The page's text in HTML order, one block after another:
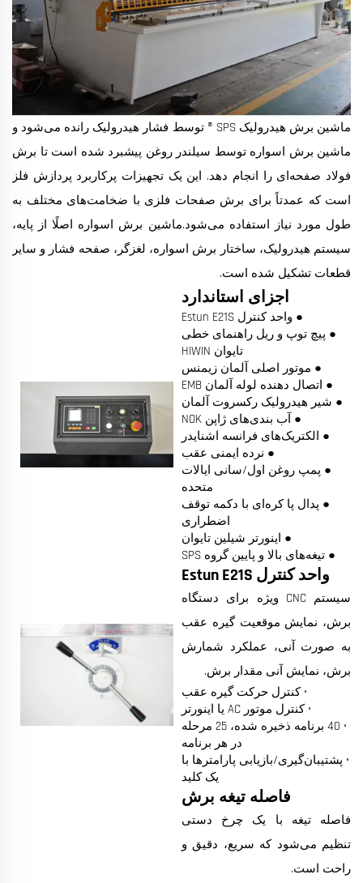
ماشین برش هیدرولیک SPS ® توسط فشار هیدرولیک رانده می‌شود و
ماشین برش اسواره توسط سیلندر روغن پیشبرد شده است تا برش
فولاد صفحه‌ای را انجام دهد. این یک تجهیزات پرکاربرد پردازش فلز
است که عمدتاً برای برش صفحات فلزی با ضخامت‌های مختلف به
طول مورد نیاز استفاده می‌شود.ماشین برش اسواره اصلًا از پایه،
سیستم هیدرولیک، ساختار برش اسواره، لغزگر، صفحه فشار و سایر
قطعات تشکیل شده است.
اجزای استاندارد
● واحد کنترل Estun E21S
● پیچ توپ و ریل راهنمای خطی
تایوان HIWIN
● موتور اصلی آلمان زیمنس
● اتصال دهنده لوله آلمان EMB
● شیر هیدرولیک رکسروت آلمان
● آب بندی‌های ژاپن NOK
● الکتریک‌های فرانسه اشنایدر
● نرده ایمنی عقب
● پمپ روغن اول/سانی ایالات
متحده
● پدال پا کره‌ای با دکمه توقف
اضطراری
● اینورتر شیلین تایوان
● تیغه‌های بالا و پایین گروه SPS
واحد کنترل Estun E21S
سیستم CNC ویژه برای دستگاه
برش، نمایش موقعیت گیره عقب
به صورت آنی، عملکرد شمارش
برش، نمایش آنی مقدار برش.
• کنترل حرکت گیره عقب
• کنترل موتور AC یا اینورتر
• 40 برنامه ذخیره شده، 25 مرحله
در هر برنامه
• پشتیبان‌گیری/بازیابی پارامترها با
یک کلید
فاصله تیغه برش
فاصله تیغه با یک چرخ دستی
تنظیم می‌شود که سریع، دقیق و
راحت است.